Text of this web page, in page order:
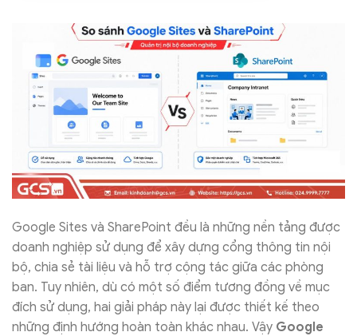
Google Sites và SharePoint đều là những nền tảng được
doanh nghiệp sử dụng để xây dựng cổng thông tin nội
bộ, chia sẻ tài liệu và hỗ trợ cộng tác giữa các phòng
ban. Tuy nhiên, dù có một số điểm tương đồng về mục
đích sử dụng, hai giải pháp này lại được thiết kế theo
những định hướng hoàn toàn khác nhau. Vậy Google